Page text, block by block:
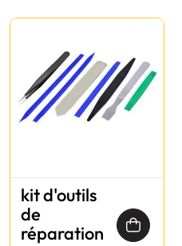
kit d'outils
de
réparation